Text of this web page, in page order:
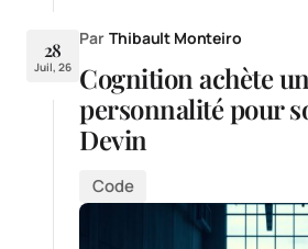
28
Juil, 26
Par Thibault Monteiro
Cognition achète
personnalité pour
Devin
Code